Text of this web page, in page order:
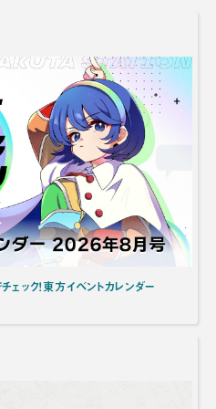
ェック！東方イベントカレンダー